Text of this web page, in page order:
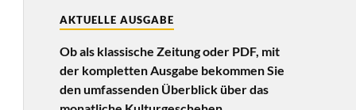
AKTUELLE AUSGABE
Ob als klassische Zeitung oder PDF, mit
der kompletten Ausgabe bekommen Sie
den umfassenden Überblick über das